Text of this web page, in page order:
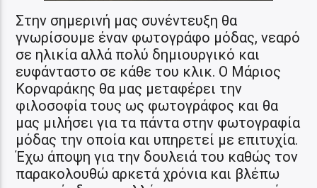
Στην σημερινή μας συνέντευξη θα
γνωρίσουμε έναν φωτογράφο μόδας, νεαρό
σε ηλικία αλλά πολύ δημιουργικό και
ευφάνταστο σε κάθε του κλικ. Ο Μάριος
Κορναράκης θα μας μεταφέρει την
φιλοσοφία τους ως φωτογράφος και θα
μας μιλήσει για τα πάντα στην φωτογραφία
μόδας την οποία και υπηρετεί με επιτυχία.
Έχω άποψη για την δουλειά του καθώς τον
παρακολουθώ αρκετά χρόνια και βλέπω